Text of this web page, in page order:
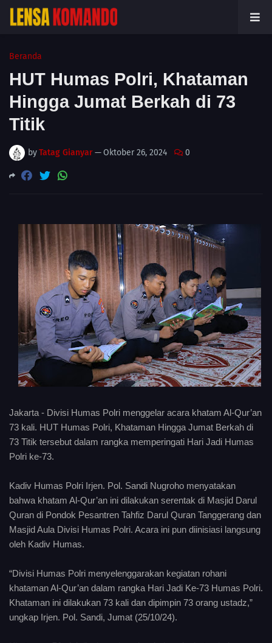
Beranda
HUT Humas Polri, Khataman
Hingga Jumat Berkah di 73
Titik
byTatag Gianyar—Oktober 26, 2024 0
Jakarta - Divisi Humas Polri menggelar acara khatam Al-Qur’an
73 kali. HUT Humas Polri, Khataman Hingga Jumat Berkah di
73 Titik tersebut dalam rangka memperingati Hari Jadi Humas
Polri ke-73.
Kadiv Humas Polri Irjen. Pol. Sandi Nugroho menyatakan
bahwa khatam Al-Qur’an ini dilakukan serentak di Masjid Darul
Quran di Pondok Pesantren Tahfiz Darul Quran Tanggerang dan
Masjid Aula Divisi Humas Polri. Acara ini pun diinisiasi langsung
oleh Kadiv Humas.
“Divisi Humas Polri menyelenggarakan kegiatan rohani
khataman Al-Qur’an dalam rangka Hari Jadi Ke-73 Humas Polri.
Khataman ini dilakukan 73 kali dan dipimpin 73 orang ustadz,”
ungkap Irjen. Pol. Sandi, Jumat (25/10/24).